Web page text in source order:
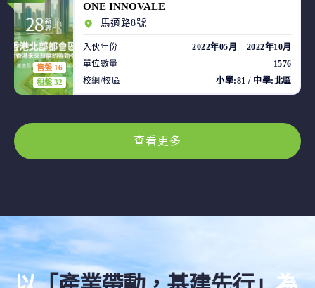
售盤 16
租盤 32
ONE INNOVALE
馬適路8號
入伙年份
2022年05月 – 2022年10月
單位數量
1576
校網/校區
小學:81 / 中學:北區
查看更多